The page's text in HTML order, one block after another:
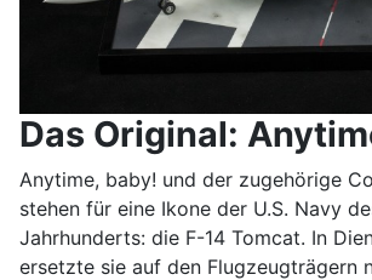
Das Original:
Anytime, baby! und der zugehörige
stehen für eine Ikone der U.S. Navy
Jahrhunderts: die F-14 Tomcat. In
ersetzte sie auf den Flugzeugträgern